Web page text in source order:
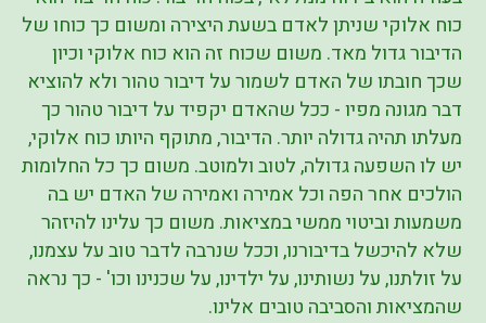
כוח אלוקי שניתן לאדם בשעת היצירה ומשום כך כוחו של
הדיבור גדול מאד. משום שכוח זה הוא כוח אלוקי וכיון
שכך חובתו של האדם לשמור על דיבור טהור ולא להוציא
דבר מגונה מפיו - ככל שהאדם יקפיד על דיבור טהור כך
מעלתו תהיה גדולה יותר. הדיבור, מתוקף היותו כוח אלוקי,
יש לו השפעה גדולה, לטוב ולמוטב. משום כך כל החלומות
הולכים אחר הפה וכל אמירה ואמירה של האדם יש בה
משמעות וביטוי ממשי במציאות. משום כך עלינו להיזהר
שלא להיכשל בדיבורנו, וככל שנרבה לדבר טוב על עצמנו,
על זולתנו, על נשותינו, על ילדינו, על שכנינו וכו' - כך נראה
שהמציאות והסביבה טובים אלינו.